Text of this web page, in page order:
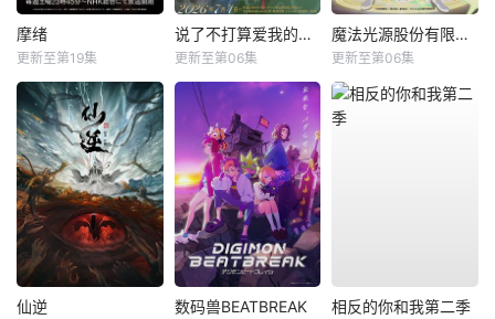
摩绪
更新至第19集
说了不打算爱我的公爵继承人，不知为何对我宠爱有加
更新至第06集
魔法光源股份有限公司第二季
更新至第06集
仙逆 数码兽BEATBREAK 相反的你和我第二季